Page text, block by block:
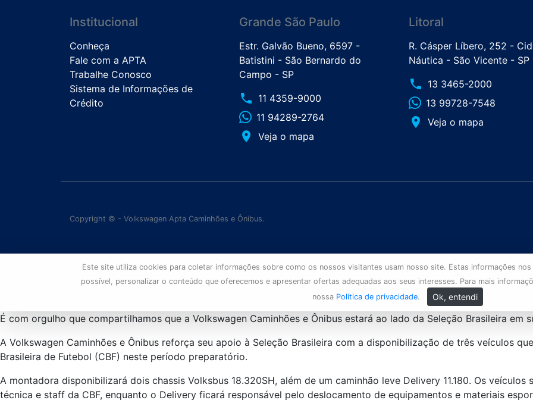
Institucional
Conheça
Fale com a APTA
Trabalhe Conosco
Sistema de Informações de
Crédito
Grande São Paulo
Estr. Galvão Bueno, 6597 -
Batistini - São Bernardo do
Campo - SP
phone 11 4359-9000
11 94289-2764
place Veja o mapa
Litoral
R. Cásper Líbero, 252 -
Náutica - São Vicente - SP
phone 13 3465-2000
13 99728-7548
place Veja o mapa
Copyright © - Volkswagen Apta Caminhões e Ônibus.
Este site utiliza cookies para coletar informações sobre como os nossos visitantes usam nosso site. Estas informações
possível, personalizar o conteúdo que oferecemos e apresentar ofertas adequadas aos seus interesses. Para mais
nossa Política de privacidade. Ok, entendi
É com orgulho que compartilhamos que a Volkswagen Caminhões e Ônibus estará ao lado da Seleção Brasileira em
A Volkswagen Caminhões e Ônibus reforça seu apoio à Seleção Brasileira com a disponibilização de três veículos
Brasileira de Futebol (CBF) neste período preparatório.
A montadora disponibilizará dois chassis Volksbus 18.320SH, além de um caminhão leve Delivery 11.180. Os
técnica e staff da CBF, enquanto o Delivery ficará responsável pelo deslocamento de equipamentos e materiais